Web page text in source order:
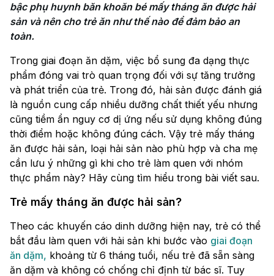
bậc phụ huynh băn khoăn bé mấy tháng ăn được hải
sản và nên cho trẻ ăn như thế nào để đảm bảo an
toàn.
Trong giai đoạn ăn dặm, việc bổ sung đa dạng thực
phẩm đóng vai trò quan trọng đối với sự tăng trưởng
và phát triển của trẻ. Trong đó, hải sản được đánh giá
là nguồn cung cấp nhiều dưỡng chất thiết yếu nhưng
cũng tiềm ẩn nguy cơ dị ứng nếu sử dụng không đúng
thời điểm hoặc không đúng cách. Vậy trẻ mấy tháng
ăn được hải sản, loại hải sản nào phù hợp và cha mẹ
cần lưu ý những gì khi cho trẻ làm quen với nhóm
thực phẩm này? Hãy cùng tìm hiểu trong bài viết sau.
Trẻ mấy tháng ăn được hải sản?
Theo các khuyến cáo dinh dưỡng hiện nay, trẻ có thể
bắt đầu làm quen với hải sản khi bước vào giai đoạn
ăn dặm, khoảng từ 6 tháng tuổi, nếu trẻ đã sẵn sàng
ăn dặm và không có chống chỉ định từ bác sĩ. Tuy